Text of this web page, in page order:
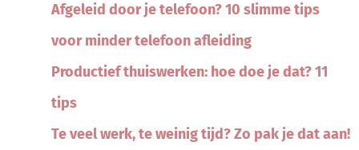
Afgeleid door je telefoon? 10 slimme tips
voor minder telefoon afleiding
Productief thuiswerken: hoe doe je dat? 11
tips
Te veel werk, te weinig tijd? Zo pak je dat aan!